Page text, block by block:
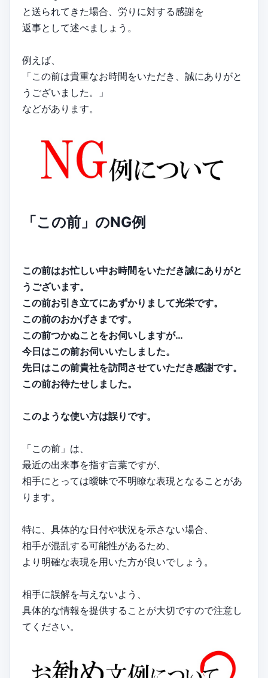
と送られてきた場合、労りに対する感謝を
返事として述べましょう。
例えば、
「この前は貴重なお時間をいただき、誠にありがと
うございました。」
などがあります。
「この前」のNG例
この前はお忙しい中お時間をいただき誠にありがと
うございます。
この前お引き立てにあずかりまして光栄です。
この前のおかげさまです。
この前つかぬことをお伺いしますが…
今日はこの前お伺いいたしました。
先日はこの前貴社を訪問させていただき感謝です。
この前お待たせしました。
このような使い方は誤りです。
「この前」は、
最近の出来事を指す言葉ですが、
相手にとっては曖昧で不明瞭な表現となることがあ
ります。
特に、具体的な日付や状況を示さない場合、
相手が混乱する可能性があるため、
より明確な表現を用いた方が良いでしょう。
相手に誤解を与えないよう、
具体的な情報を提供することが大切ですので注意し
てください。